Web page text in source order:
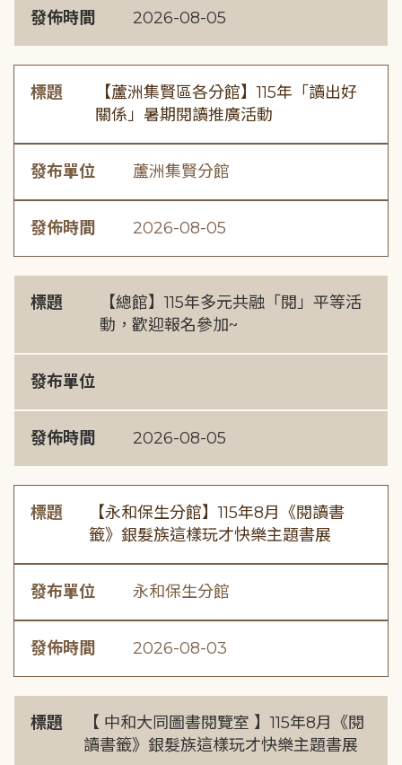
發佈時間 2026-08-05
標題
【蘆洲集賢區各分館】115年「讀出好
關係」暑期閱讀推廣活動
發布單位 蘆洲集賢分館
發佈時間 2026-08-05
標題
【總館】115年多元共融「閱」平等活
動，歡迎報名參加~
發布單位
發佈時間 2026-08-05
標題
【永和保生分館】115年8月《閱讀書
籤》銀髮族這樣玩才快樂主題書展
發布單位 永和保生分館
發佈時間 2026-08-03
標題
【 中和大同圖書閱覽室 】115年8月《閱
讀書籤》銀髮族這樣玩才快樂主題書展